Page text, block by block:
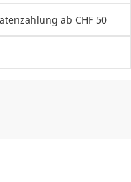
ab CHF 50